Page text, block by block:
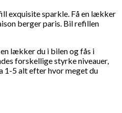
exquisite sparkle. Få en lækker
berger paris. Bil refillen
lækker du i bilen og fås i
forskellige styrke niveauer,
1-5 alt efter hvor meget du